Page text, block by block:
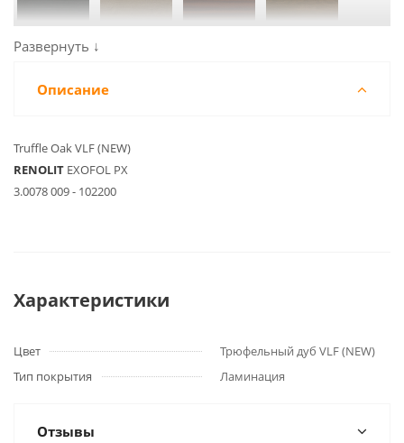
Описание
Truffle Oak VLF (NEW)
RENOLIT EXOFOL PX
3.0078 009 - 102200
Характеристики
Цвет
Трюфельный дуб VLF (NEW)
Тип покрытия
Ламинация
Отзывы